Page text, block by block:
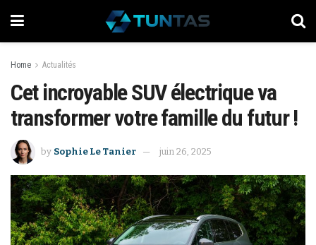
Home Actualités
Cet incroyable SUV électrique va
transformer votre famille du futur !
by Sophie Le Tanier juin 26, 2025